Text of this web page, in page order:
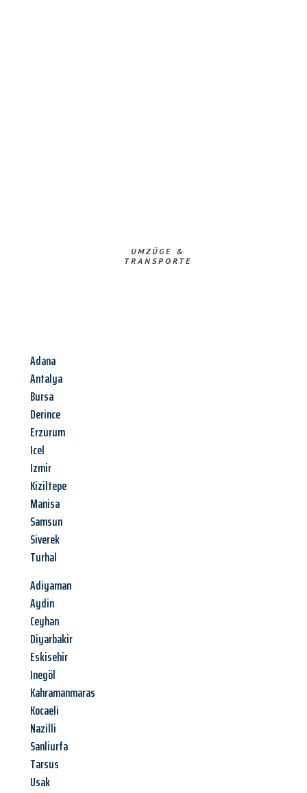
UMZÜGE &
TRANSPORTE
Adana
Antalya
Bursa
Derince
Erzurum
Icel
Izmir
Kiziltepe
Manisa
Samsun
Siverek
Turhal
Adiyaman
Aydin
Ceyhan
Diyarbakir
Eskisehir
Inegöl
Kahramanmaras
Kocaeli
Nazilli
Sanliurfa
Tarsus
Usak